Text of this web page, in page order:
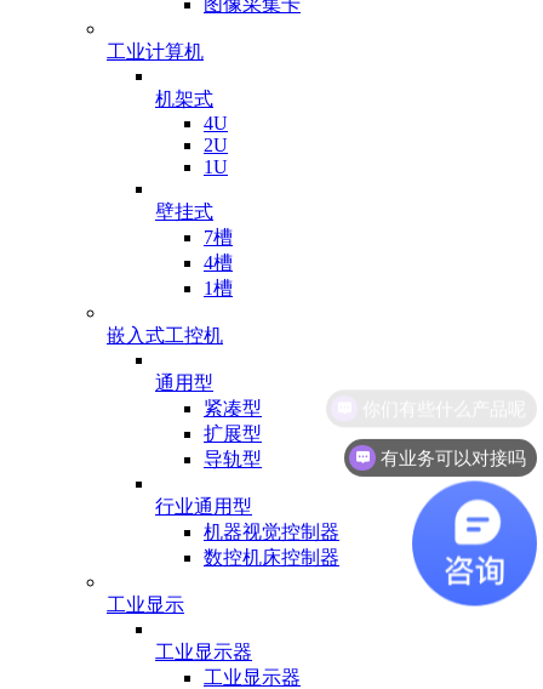
工业计算机
机架式
4U
2U
1U
壁挂式
7槽
4槽
1槽
嵌入式工控机
通用型
紧凑型
扩展型
导轨型
行业通用型
机器视觉控制器
数控机床控制器
工业显示
工业显示器
工业显示器
有业务可以对接吗